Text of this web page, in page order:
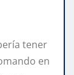
tener
en